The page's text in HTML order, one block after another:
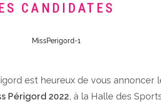
CANDIDATES
est heureux de vous annoncer
Périgord 2022, à la Halle des